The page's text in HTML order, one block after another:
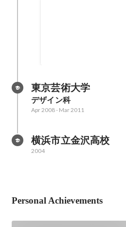
東京芸術大学
デザイン科
Apr 2008- Mar 2011
横浜市立金沢高校
2004
Personal Achievements